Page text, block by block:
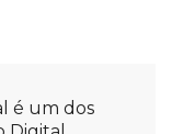
é um dos